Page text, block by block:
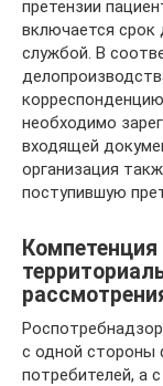
претензии
включается срок
службой. В
необходимо
входящей
организация
поступившую
с одной стороны
потребителей, а